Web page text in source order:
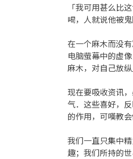
「我可用甚么比
喝，人就说他被
在一个麻木而没
电脑萤幕中的虚
麻木，对自己放
现在要吸收资讯
气．这些喜好，
的作用，可嘆教
我们一直只集中
趣；我们所持的